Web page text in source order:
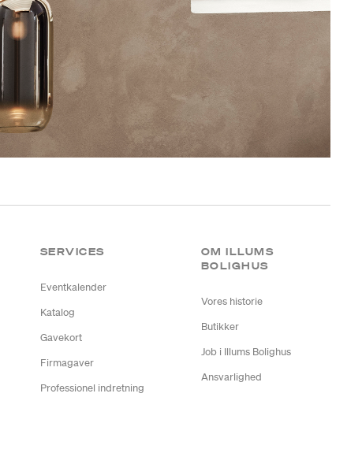
SERVICES
Eventkalender
Katalog
Gavekort
Firmagaver
Professionel indretning
OM ILLUMS
BOLIGHUS
Vores historie
Butikker
Job i Illums Bolighus
Ansvarlighed